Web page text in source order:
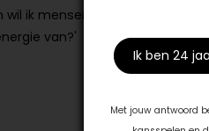
Ik ben 24
Met jouw antwoord
wil ik mensen motiveren
van?'